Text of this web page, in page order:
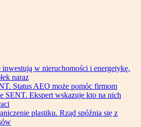
inwestują w nieruchomości i energetykę.
naraz
Status AEO może pomóc firmom
SENT. Ekspert wskazuje kto na nich
plastiku. Rząd spóźnia się z